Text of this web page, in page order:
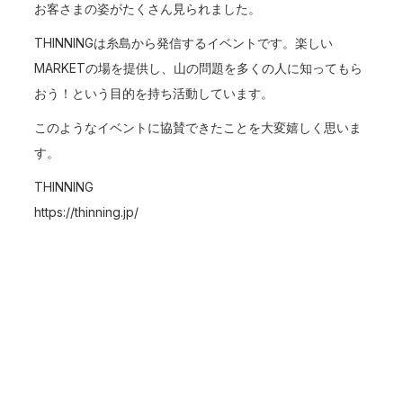
お客さまの姿がたくさん見られました。
THINNINGは糸島から発信するイベントです。楽しい
MARKETの場を提供し、山の問題を多くの人に知ってもら
おう！という目的を持ち活動しています。
このようなイベントに協賛できたことを大変嬉しく思いま
す。
THINNING
https://thinning.jp/